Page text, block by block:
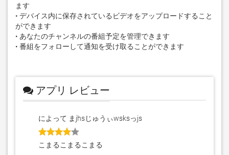
ます
• デバイス内に保存されているビデオをアップロードすること
ができます
• あなたのチャンネルの番組予定を管理できます
• 番組をフォローして通知を受け取ることができます
アプリ レビュー
によって まjhsじゅうぃwsksっjs
こまるこまるこまる